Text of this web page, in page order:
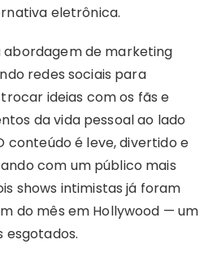
eletrônica.
abordagem de marketing
redes sociais para
ideias com os fãs e
da vida pessoal ao lado
conteúdo é leve, divertido e
com um público mais
shows intimistas já foram
do mês em Hollywood — um
esgotados.